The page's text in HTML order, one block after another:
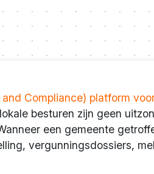
Compliance) platform
besturen zijn geen
een gemeente
vergunningsdossiers,